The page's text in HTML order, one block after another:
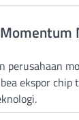
perusahaan
ekspor